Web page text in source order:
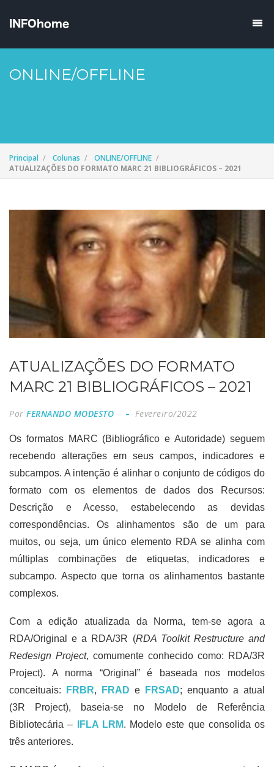
ONLINE/OFFLINE
Principal Colunas
ONLINE/OFFLINE
ATUALIZAÇÕES DO FORMATO MARC 21 BIBLIOGRÁFICOS – 2021
ATUALIZAÇÕES DO FORMATO
MARC 21 BIBLIOGRÁFICOS – 2021
Por FERNANDO MODESTO Fevereiro/2022
Os formatos MARC (Bibliográfico e Autoridade) seguem
recebendo alterações em seus campos, indicadores e
subcampos. A intenção é alinhar o conjunto de códigos do
formato com os elementos de dados dos Recursos:
Descrição e Acesso, estabelecendo as devidas
correspondências. Os alinhamentos são de um para
muitos, ou seja, um único elemento RDA se alinha com
múltiplas combinações de etiquetas, indicadores e
subcampo. Aspecto que torna os alinhamentos bastante
complexos.
Com a edição atualizada da Norma, tem-se agora a
RDA/Original e a RDA/3R (RDA Toolkit Restructure and
Redesign Project, comumente conhecido como: RDA/3R
Project). A norma “Original” é baseada nos modelos
conceituais:
FRBR, FRAD e FRSAD; enquanto a atual
(3R Project), baseia-se no Modelo de Referência
Bibliotecária –
IFLA LRM. Modelo este que consolida os
três anteriores.